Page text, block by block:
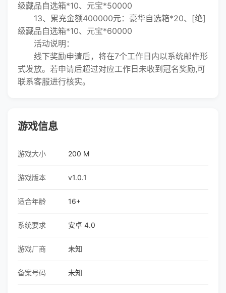
级藏品自选箱*10、元宝*50000
13、累充金额400000元：豪华自选箱*20、[绝]
级藏品自选箱*10、元宝*60000
活动说明：
线下奖励申请后，将在7个工作日内以系统邮件形
式发放。若申请后超过对应工作日未收到冠名奖励,可
联系客服进行核实。
游戏信息
游戏大小 200 M
游戏版本 v1.0.1
适合年龄 16+
系统要求 安卓 4.0
游戏厂商 未知
备案号码 未知